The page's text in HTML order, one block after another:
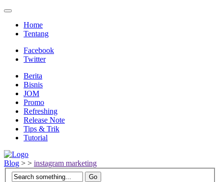
Home
Tentang
Facebook
Twitter
Berita
Bisnis
JOM
Promo
Refreshing
Release Note
Tips & Trik
Tutorial
Blog > > instagram marketing